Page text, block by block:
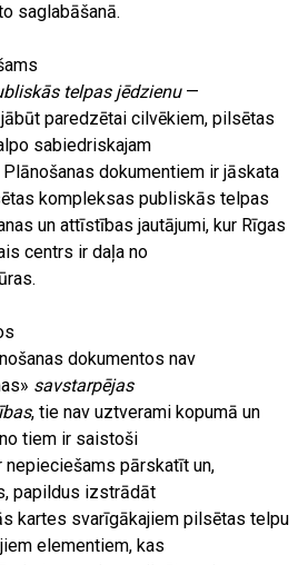
saglabāšanā.
telpas jēdzienu—
paredzētai cilvēkiem, pilsētas
sabiedriskajam
Plānošanas dokumentiem ir jāskata
kompleksas publiskās telpas
un attīstības jautājumi, kur Rīgas
centrs ir daļa no
dokumentos nav
savstarpējas
, tie nav uztverami kopumā un
tiem ir saistoši
nepieciešams pārskatīt un,
papildus izstrādāt
kartes svarīgākajiem pilsētas telpu
elementiem, kas